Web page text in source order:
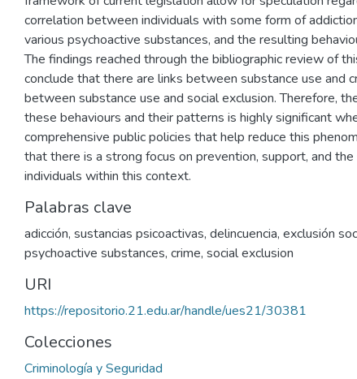
correlation between individuals with some form of
various psychoactive substances, and the resulting
The findings reached through the bibliographic review of
conclude that there are links between substance use and
between substance use and social exclusion. Therefore,
these behaviours and their patterns is highly significant
comprehensive public policies that help reduce this
that there is a strong focus on prevention, support, and
individuals within this context.
Palabras clave
adicción, sustancias psicoactivas, delincuencia, exclusión
psychoactive substances, crime, social exclusion
URI
https://repositorio.21.edu.ar/handle/ues21/30381
Colecciones
Criminología y Seguridad